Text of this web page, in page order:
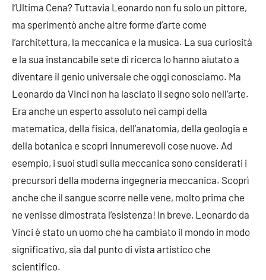
l’Ultima Cena? Tuttavia Leonardo non fu solo un pittore,
ma sperimentò anche altre forme d’arte come
l’architettura, la meccanica e la musica. La sua curiosità
e la sua instancabile sete di ricerca lo hanno aiutato a
diventare il genio universale che oggi conosciamo. Ma
Leonardo da Vinci non ha lasciato il segno solo nell’arte.
Era anche un esperto assoluto nei campi della
matematica, della fisica, dell’anatomia, della geologia e
della botanica e scoprì innumerevoli cose nuove. Ad
esempio, i suoi studi sulla meccanica sono considerati i
precursori della moderna ingegneria meccanica. Scoprì
anche che il sangue scorre nelle vene, molto prima che
ne venisse dimostrata l’esistenza! In breve, Leonardo da
Vinci è stato un uomo che ha cambiato il mondo in modo
significativo, sia dal punto di vista artistico che
scientifico.